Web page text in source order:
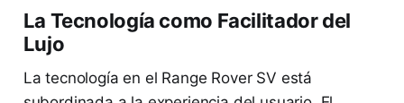
La Tecnología como Facilitador del
Lujo
La tecnología en el Range Rover SV está